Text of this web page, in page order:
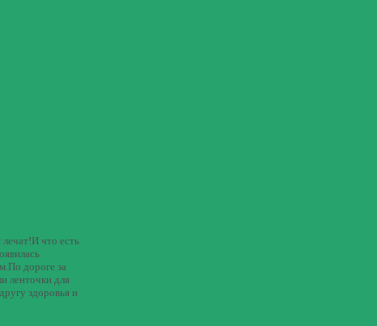
что есть
дороге за
ленточки для
здоровья и